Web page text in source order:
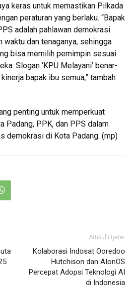
keras untuk memastikan Pilkada
peraturan yang berlaku. “Bapak
adalah pahlawan demokrasi
waktu dan tenaganya, sehingga
bisa memilih pemimpin sesuai
Slogan ‘KPU Melayani’ benar-
bapak ibu semua,” tambah
penting untuk memperkuat
Padang, PPK, dan PPS dalam
demokrasi di Kota Padang. (mp)
Artikulli tjetër
Kolaborasi Indosat Ooredoo
Hutchison dan AIonOS
Percepat Adopsi Teknologi AI
di Indonesia